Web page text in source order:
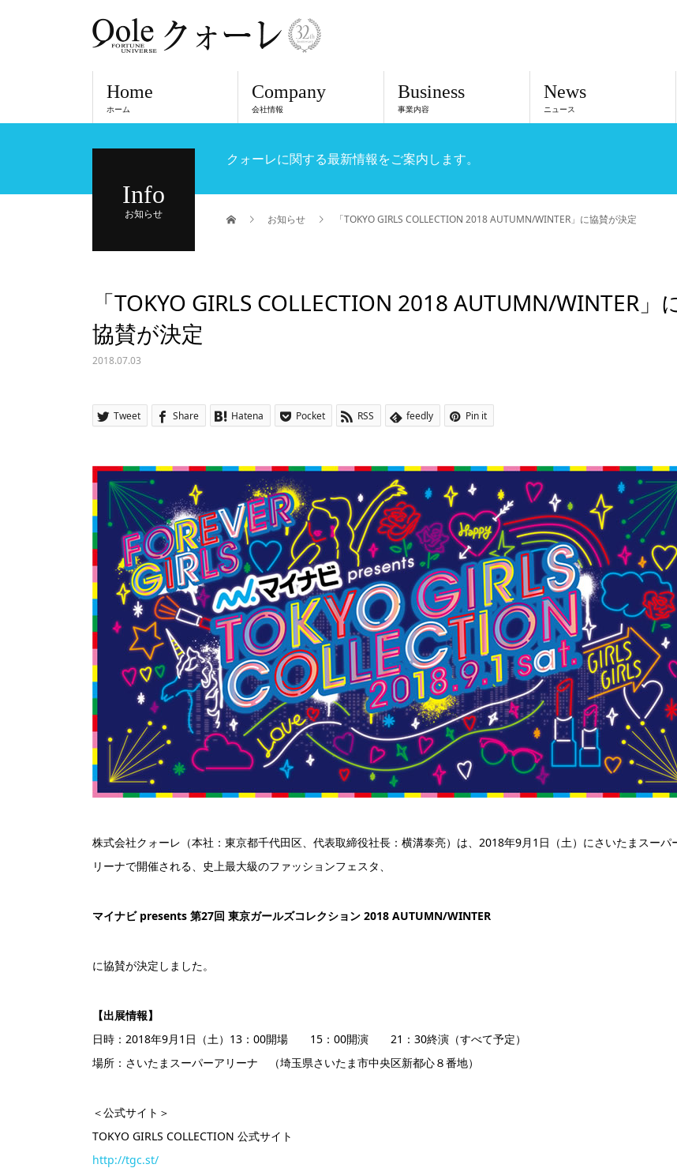
Home
ホーム
Company
会社情報
Business
事業内容
News
ニュース
Info
お知らせ
クォーレに関する最新情報をご案内します。
お知らせ 「TOKYO GIRLS COLLECTION 2018 AUTUMN/WINTER」に協賛が決定
「TOKYO GIRLS COLLECTION 2018 AUTUMN/WINTER」
協賛が決定
2018.07.03
Tweet Share Hatena Pocket RSS feedly Pin it
株式会社クォーレ（本社：東京都千代田区、代表取締役社長：横溝泰亮）は、2018年9月1日（土）にさいたまスーパ
リーナで開催される、史上最大級のファッションフェスタ、
マイナビ presents 第27回 東京ガールズコレクション 2018 AUTUMN/WINTER
に協賛が決定しました。
【出展情報】
日時：2018年9月1日（土）13：00開場 15：00開演 21：30終演（すべて予定）
場所：さいたまスーパーアリーナ （埼玉県さいたま市中央区新都心８番地）
＜公式サイト＞
TOKYO GIRLS COLLECTION 公式サイト
http://tgc.st/